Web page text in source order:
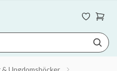
& Ungdomsböcker